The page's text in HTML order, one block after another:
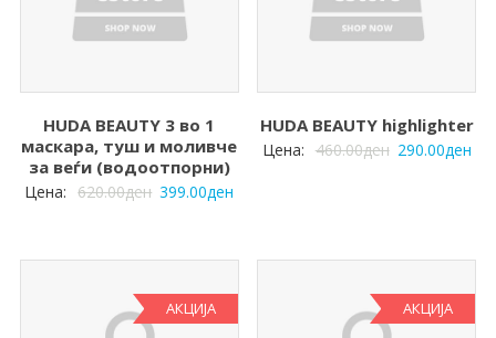
HUDA BEAUTY 3 во 1
маскара, туш и моливче
за веѓи (водоотпорни)
Цена: 620.00ден 399.00ден
HUDA BEAUTY highlighter
Цена: 460.00ден 290.00ден
АКЦИЈА АКЦИЈА